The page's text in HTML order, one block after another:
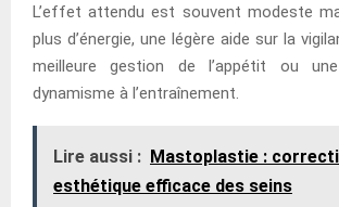
L’effet attendu est souvent modeste
plus d’énergie, une légère aide sur la
meilleure gestion de l’appétit ou
dynamisme à l’entraînement.
Lire aussi : Mastoplastie :
esthétique efficace des seins